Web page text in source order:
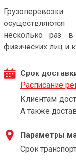
несколько раз
физических лиц и
Срок
Расписание
Клиентам
А также
Параметры
Срок